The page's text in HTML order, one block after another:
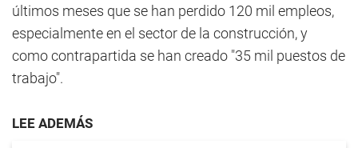
últimos meses que se han perdido 120 mil empleos,
especialmente en el sector de la construcción, y
como contrapartida se han creado "35 mil puestos de
trabajo".
LEE ADEMÁS